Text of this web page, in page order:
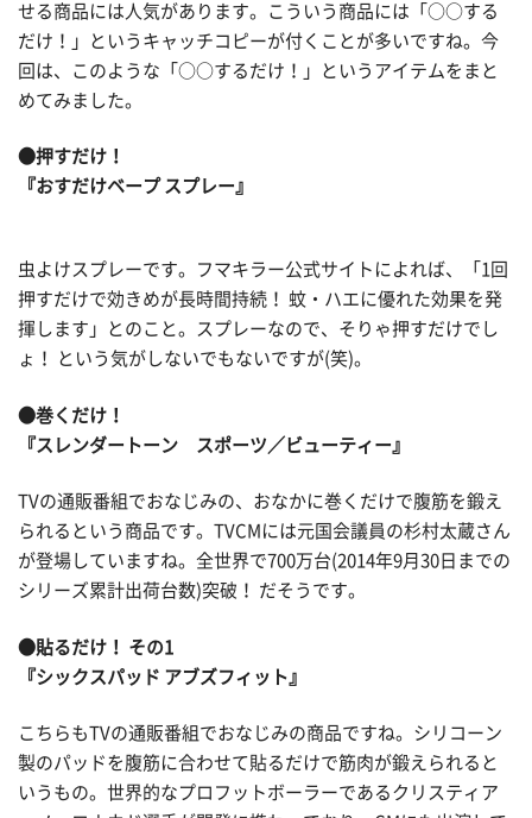
せる商品には人気があります。こういう商品には「○○する
だけ！」というキャッチコピーが付くことが多いですね。今
回は、このような「○○するだけ！」というアイテムをまと
めてみました。
●押すだけ！
『おすだけベープ スプレー』
虫よけスプレーです。フマキラー公式サイトによれば、「1回
押すだけで効きめが長時間持続！ 蚊・ハエに優れた効果を発
揮します」とのこと。スプレーなので、そりゃ押すだけでし
ょ！ という気がしないでもないですが(笑)。
●巻くだけ！
『スレンダートーン スポーツ／ビューティー』
TVの通販番組でおなじみの、おなかに巻くだけで腹筋を鍛え
られるという商品です。TVCMには元国会議員の杉村太蔵さん
が登場していますね。全世界で700万台(2014年9月30日までの
シリーズ累計出荷台数)突破！ だそうです。
●貼るだけ！ その1
『シックスパッド アブズフィット』
こちらもTVの通販番組でおなじみの商品ですね。シリコーン
製のパッドを腹筋に合わせて貼るだけで筋肉が鍛えられると
いうもの。世界的なプロフットボーラーであるクリスティア